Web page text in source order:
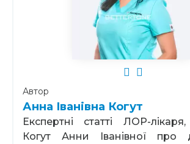
Автор
Анна Іванівна Когут
Експертні статті ЛОР-
Когут Анни Іванівної про